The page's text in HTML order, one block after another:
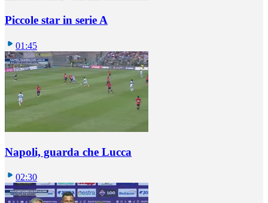
Piccole star in serie A
01:45
Napoli, guarda che Lucca
02:30